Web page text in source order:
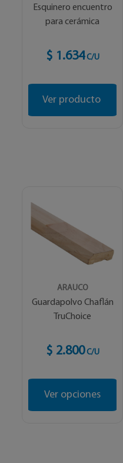
Esquinero encuentro
para cerámica
$ 1.634 C/U
Ver producto
ARAUCO
Guardapolvo Chaflán
TruChoice
$ 2.800 C/U
Ver opciones